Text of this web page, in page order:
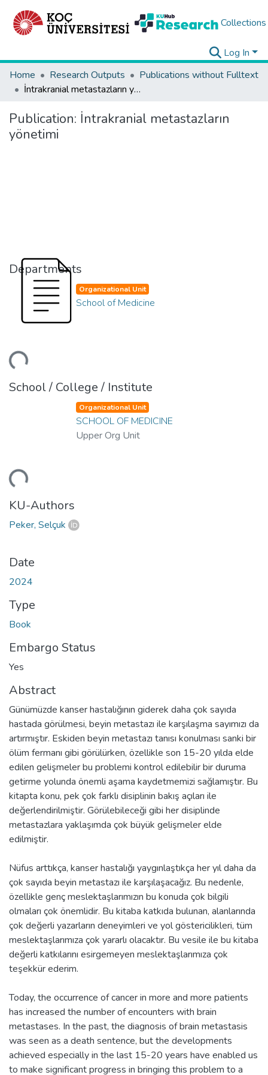
Collections
Log In
Home
Research Outputs
Publications without Fulltext
İntrakranial metastazların yönetimi
Publication: İntrakranial metastazların
yönetimi
Departments
Organizational Unit
School of Medicine
School / College / Institute
Organizational Unit
SCHOOL OF MEDICINE
Upper Org Unit
KU-Authors
Peker, Selçuk
Date
2024
Type
Book
Embargo Status
Yes
Abstract
Günümüzde kanser hastalığının giderek daha çok sayıda
hastada görülmesi, beyin metastazı ile karşılaşma sayımızı da
artırmıştır. Eskiden beyin metastazı tanısı konulması sanki bir
ölüm fermanı gibi görülürken, özellikle son 15-20 yılda elde
edilen gelişmeler bu problemi kontrol edilebilir bir duruma
getirme yolunda önemli aşama kaydetmemizi sağlamıştır. Bu
kitapta konu, pek çok farklı disiplinin bakış açıları ile
değerlendirilmiştir. Görülebileceği gibi her disiplinde
metastazlara yaklaşımda çok büyük gelişmeler elde
edilmiştir.
Nüfus arttıkça, kanser hastalığı yaygınlaştıkça her yıl daha da
çok sayıda beyin metastazı ile karşılaşacağız. Bu nedenle,
özellikle genç meslektaşlarımızın bu konuda çok bilgili
olmaları çok önemlidir. Bu kitaba katkıda bulunan, alanlarında
çok değerli yazarların deneyimleri ve yol göstericilikleri, tüm
meslektaşlarımıza çok yararlı olacaktır. Bu vesile ile bu kitaba
değerli katkılarını esirgemeyen meslektaşlarımıza çok
teşekkür ederim.
Today, the occurrence of cancer in more and more patients
has increased the number of encounters with brain
metastases. In the past, the diagnosis of brain metastasis
was seen as a death sentence, but the developments
achieved especially in the last 15-20 years have enabled us
to make significant progress in bringing this problem to a